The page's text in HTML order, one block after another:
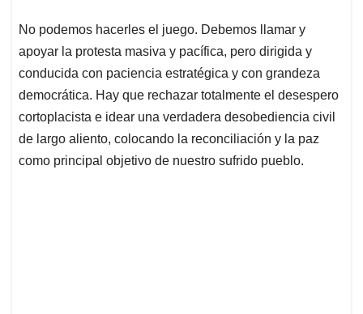
No podemos hacerles el juego. Debemos llamar y
apoyar la protesta masiva y pacífica, pero dirigida y
conducida con paciencia estratégica y con grandeza
democrática. Hay que rechazar totalmente el desespero
cortoplacista e idear una verdadera desobediencia civil
de largo aliento, colocando la reconciliación y la paz
como principal objetivo de nuestro sufrido pueblo.